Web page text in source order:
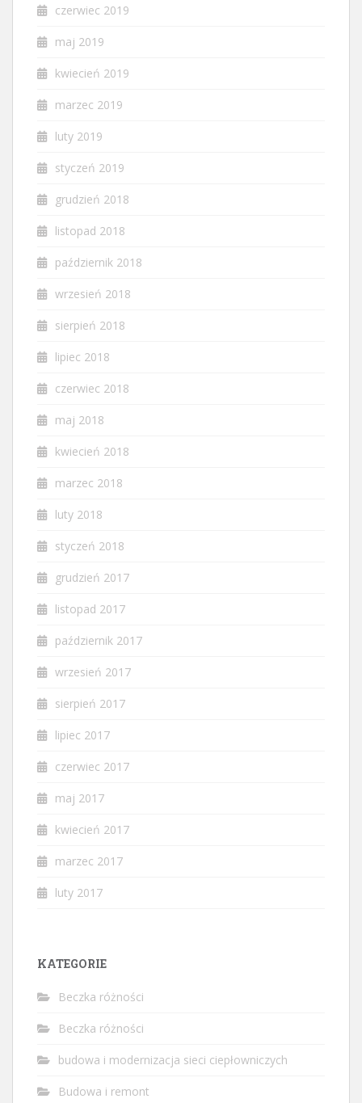
czerwiec 2019
maj 2019
kwiecień 2019
marzec 2019
luty 2019
styczeń 2019
grudzień 2018
listopad 2018
październik 2018
wrzesień 2018
sierpień 2018
lipiec 2018
czerwiec 2018
maj 2018
kwiecień 2018
marzec 2018
luty 2018
styczeń 2018
grudzień 2017
listopad 2017
październik 2017
wrzesień 2017
sierpień 2017
lipiec 2017
czerwiec 2017
maj 2017
kwiecień 2017
marzec 2017
luty 2017
KATEGORIE
Beczka różności
Beczka różności
budowa i modernizacja sieci ciepłowniczych
Budowa i remont